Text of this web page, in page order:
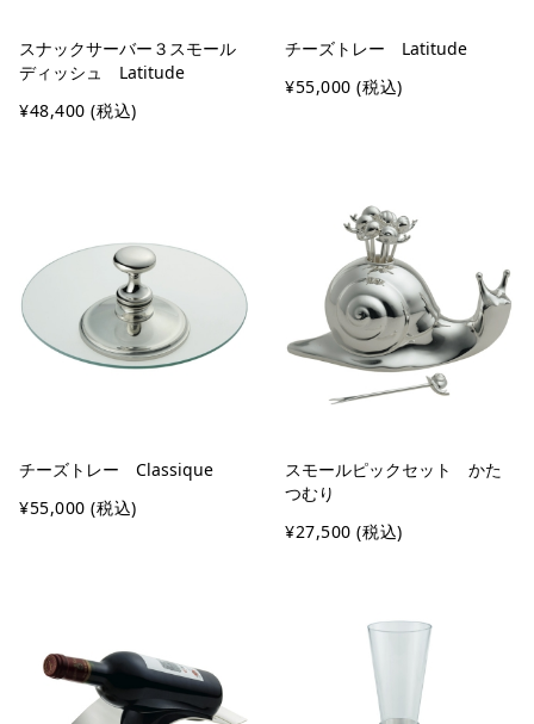
スナックサーバー３スモール
ディッシュ Latitude
¥48,400 (税込)
チーズトレー Latitude
¥55,000 (税込)
チーズトレー Classique
¥55,000 (税込)
スモールピックセット かた
つむり
¥27,500 (税込)